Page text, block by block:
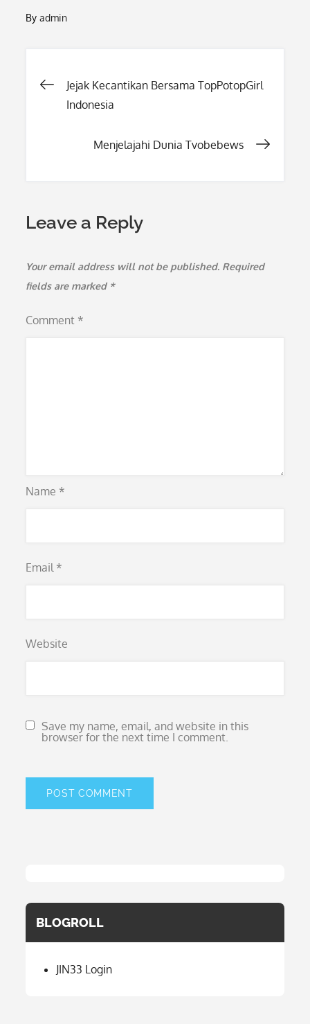
Byadmin
Post
Jejak Kecantikan Bersama TopPotopGirl
Indonesia
Menjelajahi Dunia Tvobebews
Leave a Reply
Your email address will not be published. Required
fields are marked *
Comment *
Name *
Email *
Website
Save my name, email, and website in this
browser for the next time I comment.
BLOGROLL
JIN33 Login